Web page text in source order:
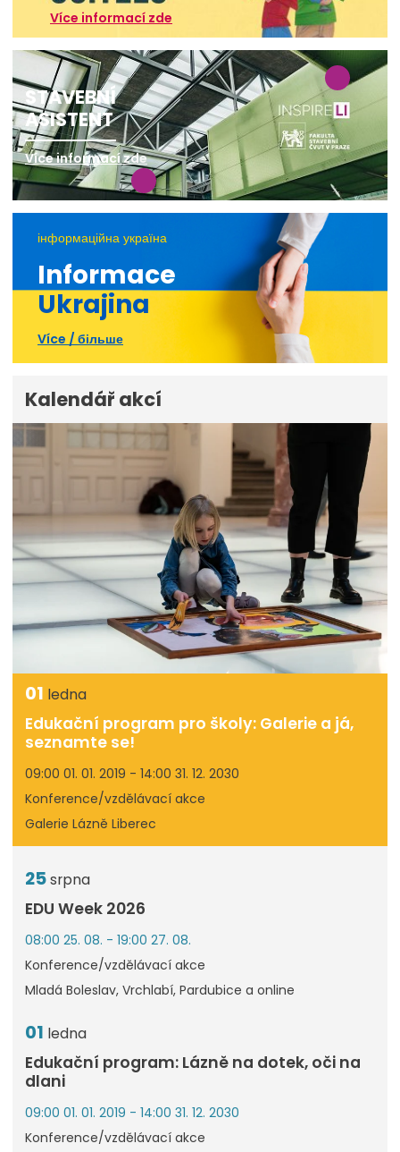
Více informací zde
STAVEBNÍ
ASISTENT
Více informací zde
інформаційна україна
Informace
Ukrajina
Více / більше
Kalendář akcí
01 ledna
Edukační program pro školy: Galerie a já,
seznamte se!
09:00 01. 01. 2019 - 14:00 31. 12. 2030
Konference/vzdělávací akce
Galerie Lázně Liberec
25srpna
EDU Week 2026
08:00 25. 08. - 19:00 27. 08.
Konference/vzdělávací akce
Mladá Boleslav, Vrchlabí, Pardubice a online
01 ledna
Edukační program: Lázně na dotek, oči na
dlani
09:00 01. 01. 2019 - 14:00 31. 12. 2030
Konference/vzdělávací akce